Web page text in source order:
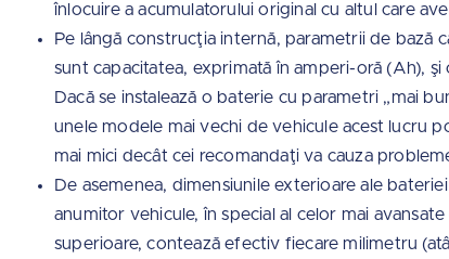
înlocuire a acumulatorului original cu altul care
Pe lângă construcţia internă, parametrii de bază
sunt capacitatea, exprimată în amperi-oră (Ah),
Dacă se instalează o baterie cu parametri „mai
unele modele mai vechi de vehicule acest lucru
mai mici decât cei recomandaţi va cauza
De asemenea, dimensiunile exterioare ale
anumitor vehicule, în special al celor mai
superioare, contează efectiv fiecare milimetru